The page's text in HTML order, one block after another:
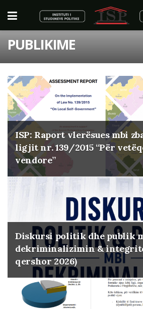
PUBLIKIME
ISP: Raport vlerësues mbi
ligjit nr. 139/2015 “Për
vendore”
Diskursi politik dhe publik
dekriminalizimin &
qershor 2026)